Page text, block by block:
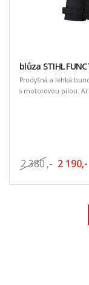
blůza STIHL
Prodyšná a lehká
s motorovou pilou. Ať
2 380 ,- 2 190,-